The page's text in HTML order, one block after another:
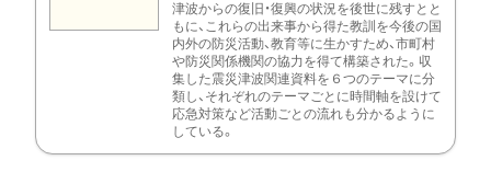
津波からの復旧・復興の状況を後世に残すとと
もに、これらの出来事から得た教訓を今後の国
内外の防災活動、教育等に生かすため、市町村
や防災関係機関の協力を得て構築された。収
集した震災津波関連資料を６つのテーマに分
類し、それぞれのテーマごとに時間軸を設けて
応急対策など活動ごとの流れも分かるように
している。